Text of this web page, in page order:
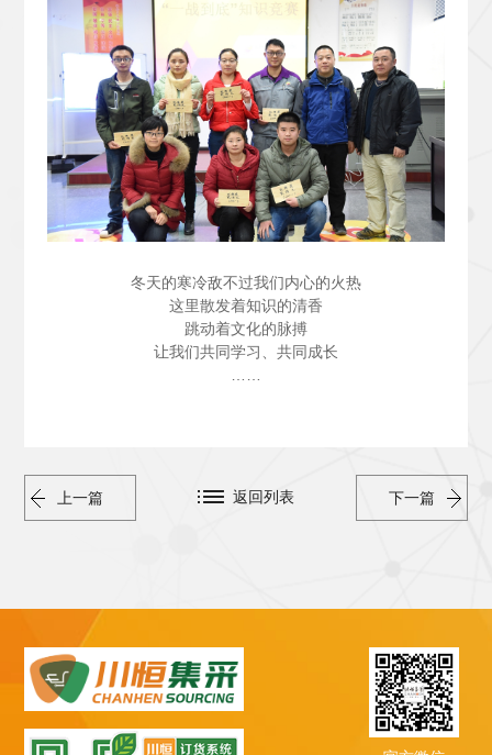
冬天的寒冷敌不过我们内心的火热
这里散发着知识的清香
跳动着文化的脉搏
让我们共同学习、共同成长
上一篇 下一篇
返回列表